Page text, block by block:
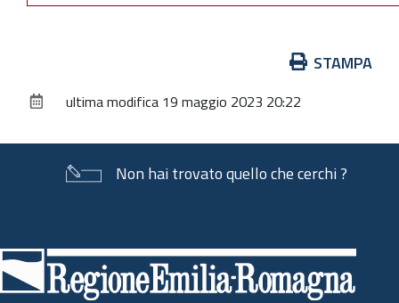
documento
STAMPA
ultima modifica 19 maggio 2023 20:22
Non hai trovato quello che cerchi ?
di
pagina